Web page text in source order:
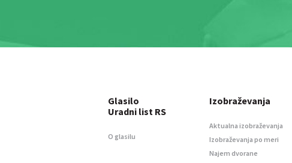
Glasilo
Uradni list RS
O glasilu
Izobraževanja
Aktualna izobraževanja
Izobraževanja po meri
Najem dvorane